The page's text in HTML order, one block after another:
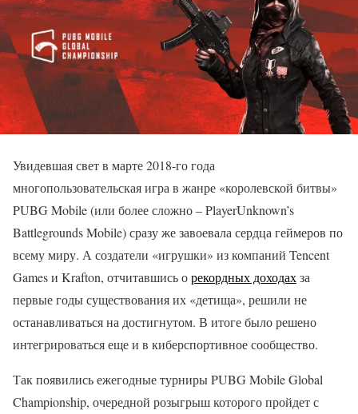
Увидевшая свет в марте 2018-го года
многопользовательская игра в жанре «королевской битвы»
PUBG Mobile (или более сложно – PlayerUnknown’s
Battlegrounds Mobile) сразу же завоевала сердца геймеров по
всему миру. А создатели «игрушки» из компаний Tencent
Games и Krafton, отчитавшись орекордных доходахза
первые годы существования их «детища», решили не
останавливаться на достигнутом. В итоге было решено
интегрироваться еще и в киберспортивное сообщество.
Так появились ежегодные турниры PUBG Mobile Global
Championship, очередной розыгрыш которого пройдет с